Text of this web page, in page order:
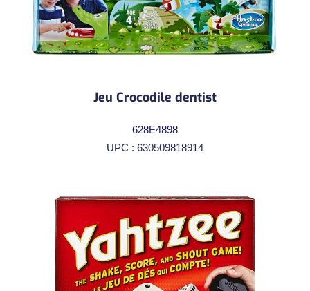
Jeu Crocodile dentist
628E4898
UPC : 630509818914